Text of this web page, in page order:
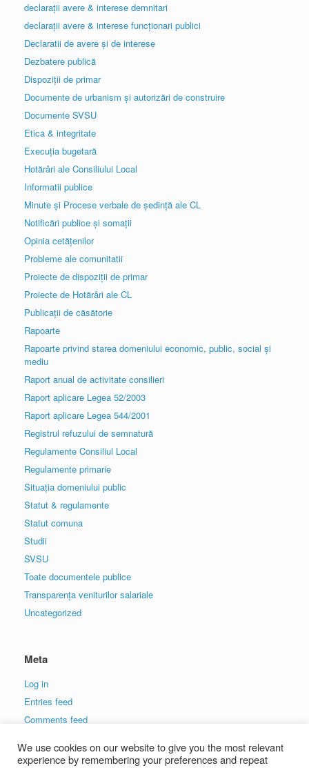
declarații avere & interese demnitari
declarații avere & interese funcționari publici
Declaratii de avere și de interese
Dezbatere publică
Dispoziții de primar
Documente de urbanism și autorizări de construire
Documente SVSU
Etica & integritate
Execuția bugetară
Hotărâri ale Consiliului Local
Informatii publice
Minute și Procese verbale de ședință ale CL
Notificări publice și somații
Opinia cetățenilor
Probleme ale comunitatii
Proiecte de dispoziții de primar
Proiecte de Hotărâri ale CL
Publicații de căsătorie
Rapoarte
Rapoarte privind starea domeniului economic, public, social și
mediu
Raport anual de activitate consilieri
Raport aplicare Legea 52/2003
Raport aplicare Legea 544/2001
Registrul refuzului de semnatură
Regulamente Consiliul Local
Regulamente primarie
Situația domeniului public
Statut & regulamente
Statut comuna
Studii
SVSU
Toate documentele publice
Transparența veniturilor salariale
Uncategorized
Meta
Log in
Entries feed
Comments feed
We use cookies on our website to give you the most relevant
experience by remembering your preferences and repeat